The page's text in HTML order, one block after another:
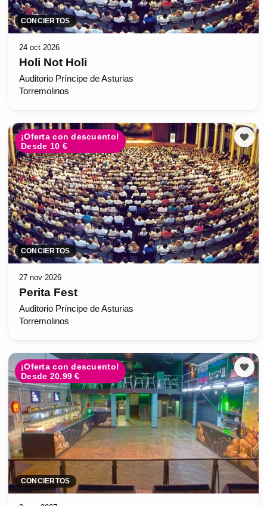
CONCIERTOS
24 oct 2026
Holi Not Holi
Auditorio Príncipe de Asturias
Torremolinos
¡Oferta con descuento!
Desde 10 €
CONCIERTOS
27 nov 2026
Perita Fest
Auditorio Príncipe de Asturias
Torremolinos
¡Oferta con descuento!
Desde 20.99 €
CONCIERTOS